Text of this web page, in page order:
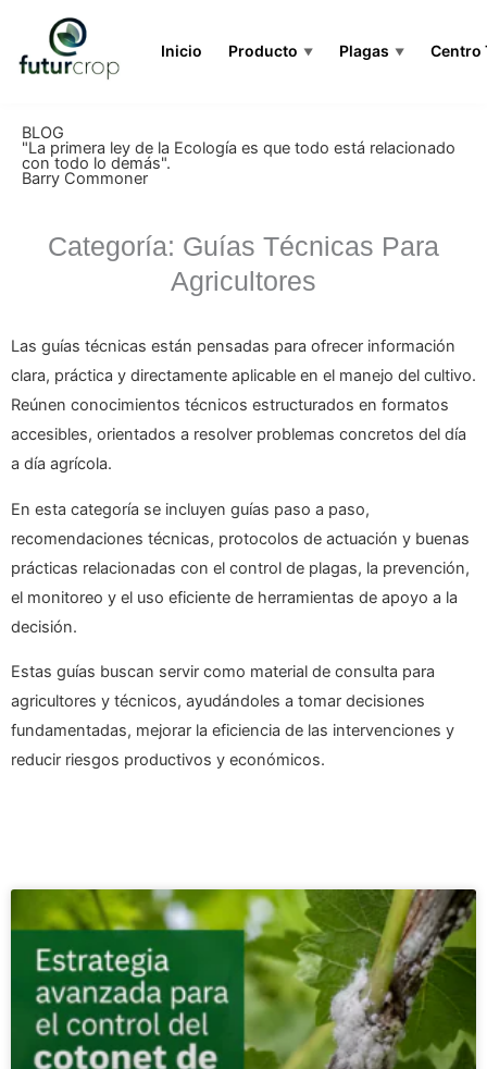
Inicio Producto ▼ Plagas ▼ Centro
BLOG
"La primera ley de la Ecología es que todo está relacionado
con todo lo demás".
Barry Commoner
Categoría: Guías Técnicas Para
Agricultores
Las guías técnicas están pensadas para ofrecer información
clara, práctica y directamente aplicable en el manejo del cultivo.
Reúnen conocimientos técnicos estructurados en formatos
accesibles, orientados a resolver problemas concretos del día
a día agrícola.
En esta categoría se incluyen guías paso a paso,
recomendaciones técnicas, protocolos de actuación y buenas
prácticas relacionadas con el control de plagas, la prevención,
el monitoreo y el uso eficiente de herramientas de apoyo a la
decisión.
Estas guías buscan servir como material de consulta para
agricultores y técnicos, ayudándoles a tomar decisiones
fundamentadas, mejorar la eficiencia de las intervenciones y
reducir riesgos productivos y económicos.
PáginaPágina Página Página